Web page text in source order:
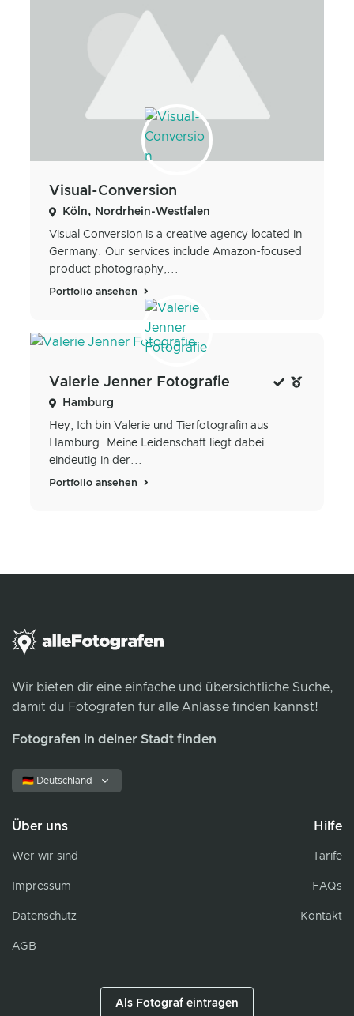
Visual-Conversion
Köln, Nordrhein-Westfalen
Visual Conversion is a creative agency located in
Germany. Our services include Amazon-focused
product photography,...
Portfolio ansehen
Valerie Jenner Fotografie
Hamburg
Hey, Ich bin Valerie und Tierfotografin aus
Hamburg. Meine Leidenschaft liegt dabei
eindeutig in der...
Portfolio ansehen
Wir bieten dir eine einfache und übersichtliche Suche,
damit du Fotografen für alle Anlässe finden kannst!
Fotografen in deiner Stadt finden
🇩🇪 Deutschland
Über uns
Wer wir sind
Impressum
Datenschutz
AGB
Hilfe
Tarife
FAQs
Kontakt
Als Fotograf eintragen